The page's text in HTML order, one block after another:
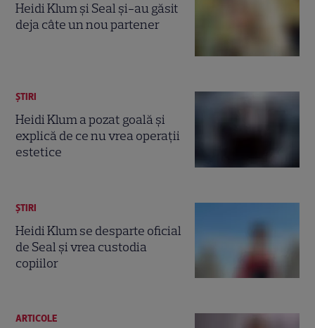
Heidi Klum și Seal şi-au găsit
deja câte un nou partener
ȘTIRI
Heidi Klum a pozat goală şi
explică de ce nu vrea operaţii
estetice
ȘTIRI
Heidi Klum se desparte oficial
de Seal şi vrea custodia
copiilor
ARTICOLE